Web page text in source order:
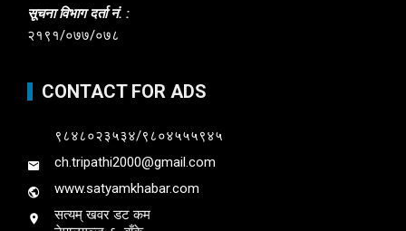
सूचना विभाग दर्ता नं. :
२१९१/०७७/०७८
CONTACT FOR ADS
९८४८०२३५३४/९८०४५५५९४५
ch.tripathi2000@gmail.com
www.satyamkhabar.com
सत्यम् खवर डट कम